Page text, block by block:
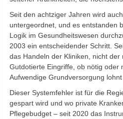
Seit den achtziger Jahren wird
untergeordnet, und es entstanden
Logik im Gesundheitswesen
2003 ein entscheidender Schritt.
das Handeln der Kliniken, nicht
Gutdotierte Eingriffe, ob nötig oder
Aufwendige Grundversorgung
Dieser Systemfehler ist für die
gespart wird und wo private
Pflegebudget – seit 2020 das